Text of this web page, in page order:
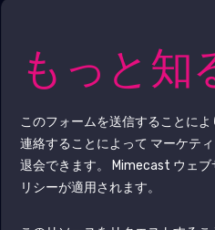
もっと知
このフォームを送信することに
連絡することによって マーケテ
退会できます。
Mimecast ウェブ
リシーが適用されます。